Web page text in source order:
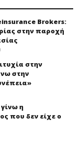
Brokers:
στην παροχή
στην
στην
η
που δεν είχε ο